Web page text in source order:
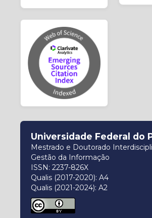
Universidade Federal do
Mestrado e Doutorado
Gestão da Informação
ISSN: 2237-826X
Qualis (2017-2020): A4
Qualis (2021-2024): A2